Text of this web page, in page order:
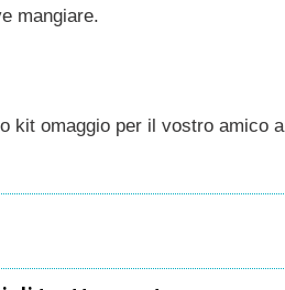
mangiare.
kit omaggio per il vostro amico a